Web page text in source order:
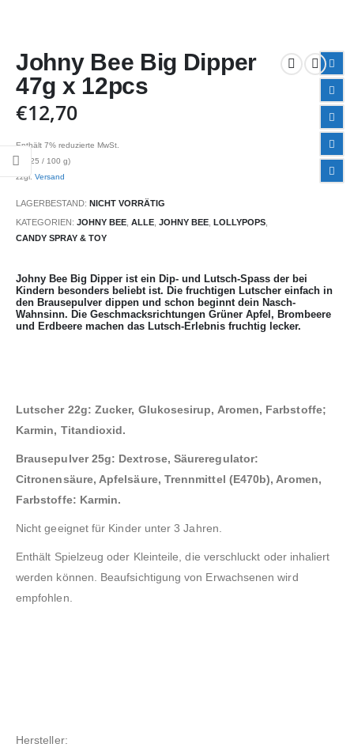
Johny Bee Big Dipper
47g x 12pcs
€12,70
Enthält 7% reduzierte MwSt.
2,25 / 100 g)
zzgl. Versand
LAGERBESTAND: NICHT VORRÄTIG
KATEGORIEN: JOHNY BEE ALLE JOHNY BEE LOLLYPOPS
CANDY SPRAY & TOY
Johny Bee Big Dipper ist ein Dip- und Lutsch-Spass der bei
Kindern besonders beliebt ist. Die fruchtigen Lutscher einfach in
den Brausepulver dippen und schon beginnt dein Nasch-
Wahnsinn. Die Geschmacksrichtungen Grüner Apfel, Brombeere
und Erdbeere machen das Lutsch-Erlebnis fruchtig lecker.
Lutscher 22g: Zucker, Glukosesirup, Aromen, Farbstoffe;
Karmin, Titandioxid.
Brausepulver 25g: Dextrose, Säureregulator:
Citronensäure, Apfelsäure, Trennmittel (E470b), Aromen,
Farbstoffe: Karmin.
Nicht geeignet für Kinder unter 3 Jahren.
Enthält Spielzeug oder Kleinteile, die verschluckt oder inhaliert
werden können. Beaufsichtigung von Erwachsenen wird
empfohlen.
Hersteller: